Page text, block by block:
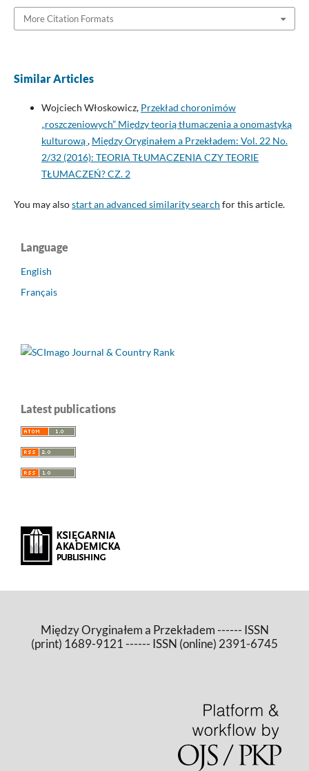
More Citation Formats
Similar Articles
Wojciech Włoskowicz, Przekład choronimów
„roszczeniowych” Między teorią tłumaczenia a onomastyką
kulturową, Między Oryginałem a Przekładem: Vol. 22 No.
2/32 (2016): TEORIA TŁUMACZENIA CZY TEORIE
TŁUMACZEŃ? CZ. 2
You may alsostart an advanced similarity search for this article.
Language
English
Français
Latest publications
Między Oryginałem a Przekładem ------ ISSN
(print) 1689-9121 ------ ISSN (online) 2391-6745